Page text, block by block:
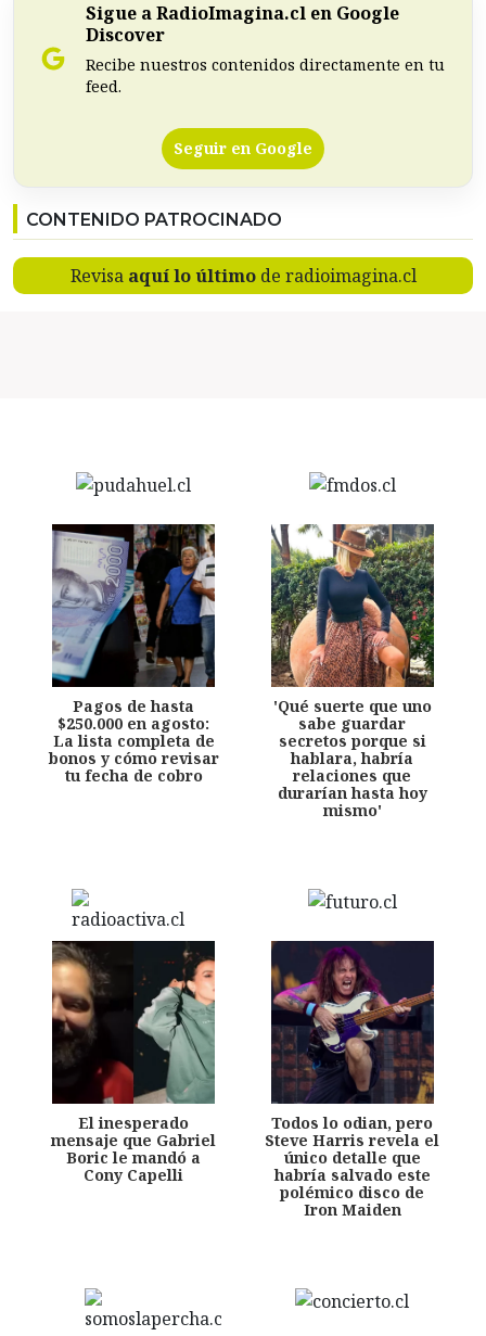
Sigue a RadioImagina.cl en Google
Discover
Recibe nuestros contenidos directamente en tu
feed.
Seguir en Google
CONTENIDO PATROCINADO
Revisa aquí lo últimode radioimagina.cl
Pagos de hasta
$250.000 en agosto:
La lista completa de
bonos y cómo revisar
tu fecha de cobro
'Qué suerte que uno
sabe guardar
secretos porque si
hablara, habría
relaciones que
durarían hasta hoy
mismo'
El inesperado
mensaje que Gabriel
Boric le mandó a
Cony Capelli
Todos lo odian, pero
Steve Harris revela el
único detalle que
habría salvado este
polémico disco de
Iron Maiden